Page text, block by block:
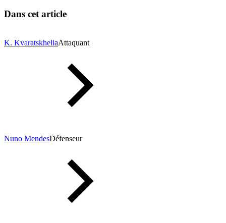
Dans cet article
K. KvaratskheliaAttaquant
Nuno MendesDéfenseur